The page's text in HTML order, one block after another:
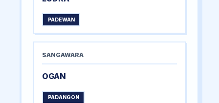
PADEWAN
SANGAWARA
OGAN
PADANGON